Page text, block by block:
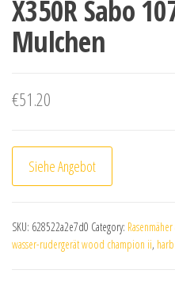
X350R Sabo
Mulchen
€51.20
Siehe Angebot
SKU: 628522a2e7d0 Category:
wasser-rudergerät wood champion ii,